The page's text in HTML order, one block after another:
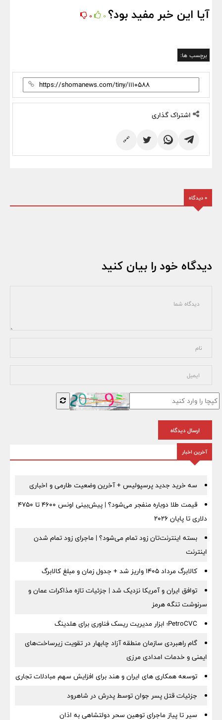
آیا این خبر مفید بود؟ 0
0
برچسب ها:
اشتراک گذاری
🔗
0 دیدگاه
دیدگاه خود را بیان کنید
ارسال دیدگاه
آخرین اخبار
سه خرید جدید پرسپولیس + آخرین وضعیت طارمی و اخباری
قیمت طلا دوباره منفجر می‌شود؟ | پیش‌بینی اونس ۴۶۰۰ تا ۴۷۵۰
دلاری تا پایان ۲۰۲۶
بسته اینترنت‌تان زود تمام می‌شود؟ | ماجرای زود تمام شدن
اینترنت
کالابرگ مرداد ۱۴۰۵ واریز شد + جدول زمان و مبلغ کالابرگ
توافق ایران و آمریکا نزدیک شد | جزئیات تازه مذاکرات عمان و
سرنوشت تنگه هرمز
PetroCVC؛ ابزار مدیریت ریسک فناوری برای هلدینگ
گام راهبردی سازمان منطقه آزاد چابهار در تقویت زیرساخت‌های
ایمنی و خدمات امدادی مرزی
توسعه همکاری های ایران و هند برای افزایش سهم مبادلات تجاری
جزئیات قتل پسر جوان توسط پدرش در شاهرود
سیر تا پیاز ماجرای توهین سحر دولتشاهی به اذان